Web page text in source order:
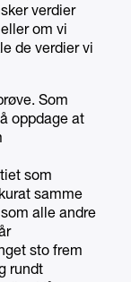
verdier
om vi
de verdier vi
Som
oppdage at
som
samme
alle andre
sto frem
rundt